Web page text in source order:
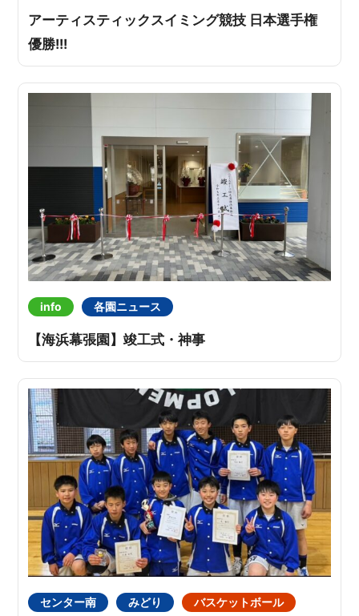
アーティスティックスイミング競技 日本選手権
優勝!!!
info 各園ニュース
【海浜幕張園】竣工式・神事
センター南 みどり バスケットボール